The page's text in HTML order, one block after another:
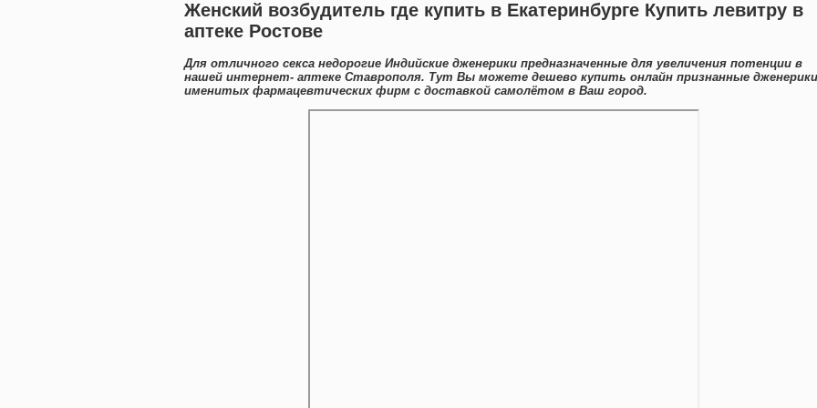
Женский возбудитель где купить в Екатеринбурге Купить левитру в
аптеке Ростове
Для отличного секса недорогие Индийские дженерики предназначенные для увеличения потенции в
нашей интернет- аптеке Ставрополя. Тут Вы можете дешево купить онлайн признанные дженерики
именитых фармацевтических фирм с доставкой самолётом в Ваш город.